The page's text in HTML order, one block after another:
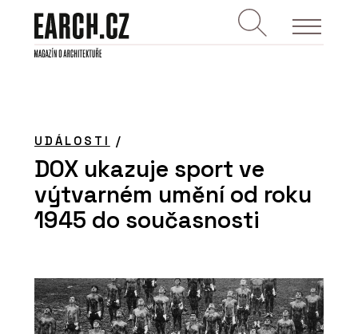
UDÁLOSTI /
DOX ukazuje sport ve
výtvarném umění od roku
1945 do současnosti